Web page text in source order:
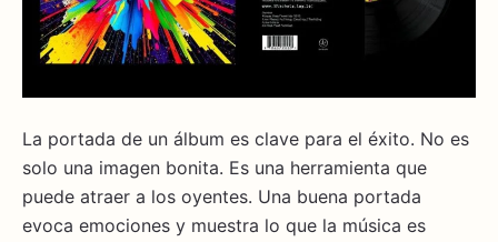
La portada de un álbum es clave para el éxito. No es
solo una imagen bonita. Es una herramienta que
puede atraer a los oyentes. Una buena portada
evoca emociones y muestra lo que la música es